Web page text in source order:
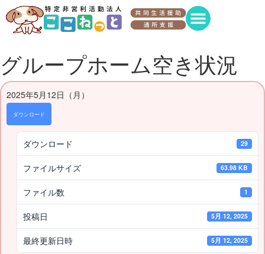
グループホーム空き状況
2025年5月12日（月）
ダウンロード
ダウンロード 29
ファイルサイズ 63.98 KB
ファイル数 1
投稿日 5月 12, 2025
最終更新日時 5月 12, 2025